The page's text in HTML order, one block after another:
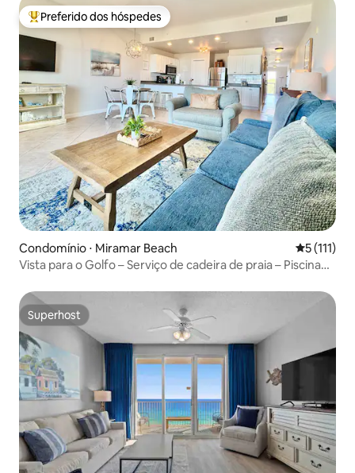
Entre os melhores preferidos dos hóspedes
Preferido dos hóspedes
Condomínio ⋅ Miramar Beach 5 de uma
5 (111)
Vista para o Golfo – Serviço de cadeira de praia – Piscina
Superhost
Superhost